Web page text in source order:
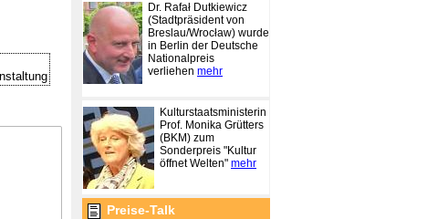
Dr. Rafał Dutkiewicz
(Stadtpräsident von
Breslau/Wrocław) wurde
in Berlin der Deutsche
Nationalpreis
verliehen mehr
Kulturstaatsministerin
Prof. Monika Grütters
(BKM) zum
Sonderpreis "Kultur
öffnet Welten" mehr
Preise-Talk